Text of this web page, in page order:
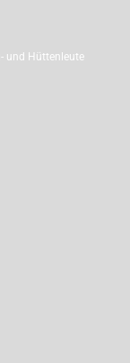
und Hüttenleute